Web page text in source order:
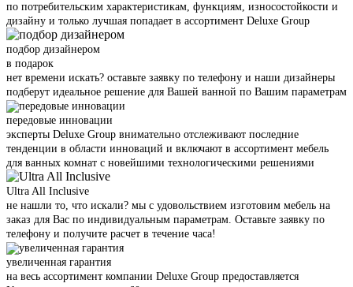
по потребительским характеристикам, функциям, износостойкости и
дизайну и только лучшая попадает в ассортимент Deluxe Group
подбор дизайнером
в подарок
нет времени искать? оставьте заявку по телефону и наши дизайнеры
подберут идеальное решение для Вашей ванной по Вашим параметрам
передовые инновации
эксперты Deluxe Group внимательно отслеживают последние
тенденции в области инноваций и включают в ассортимент мебель
для ванных комнат с новейшими технологическими решениями
Ultra All Inclusive
не нашли то, что искали? мы с удовольствием изготовим мебель на
заказ для Вас по индивидуальным параметрам. Оставьте заявку по
телефону и получите расчет в течение часа!
увеличенная гарантия
на весь ассортимент компании Deluxe Group предоставляется